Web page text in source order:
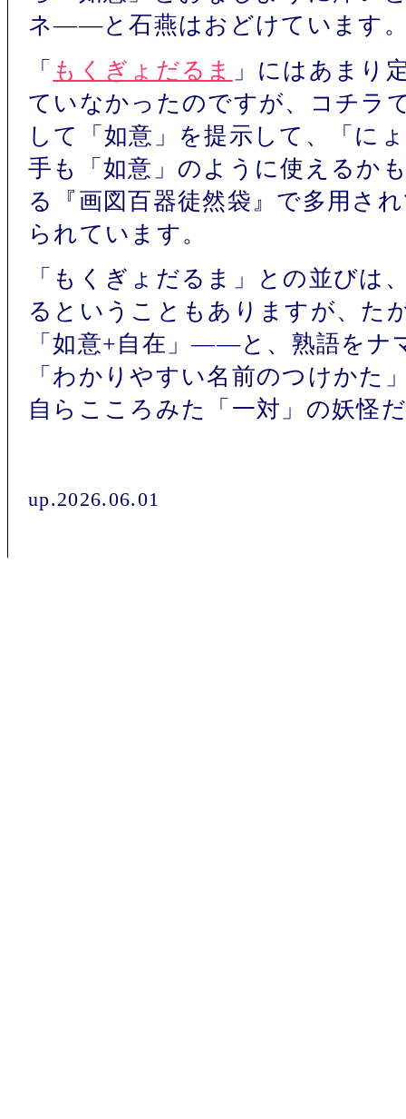
ネ――と石燕はおどけています
「 もくぎょだるま
」にはあまり
ていなかったのですが、コチラ
して「如意」を提示して、「に
手も「如意」のように使えるか
る『画図百器徒然袋』で多用さ
られています。
「もくぎょだるま」との並びは
るということもありますが、た
「如意+自在」――と、熟語をナ
「わかりやすい名前のつけかた
自らこころみた「一対」の妖怪
up.2026.06.01